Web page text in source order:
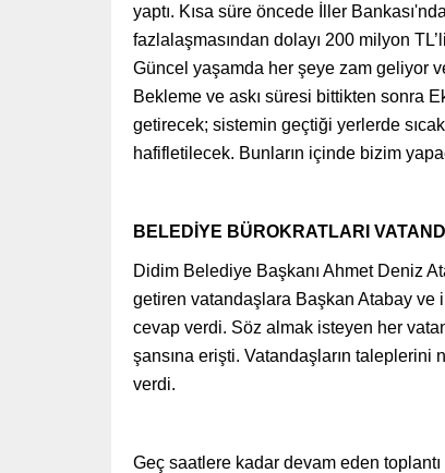
yaptı. Kısa süre öncede İller
fazlalaşmasından dolayı 200 milyon
Güncel yaşamda her şeye zam geliyor
Bekleme ve askı süresi bittikten sonra
getirecek; sistemin geçtiği yerlerde
hafifletilecek. Bunların içinde bizim
BELEDİYE BÜROKRATLARI
Didim Belediye Başkanı Ahmet Deniz
getiren vatandaşlara Başkan Atabay ve
cevap verdi. Söz almak isteyen her
şansına erişti. Vatandaşların
verdi.
Geç saatlere kadar devam eden